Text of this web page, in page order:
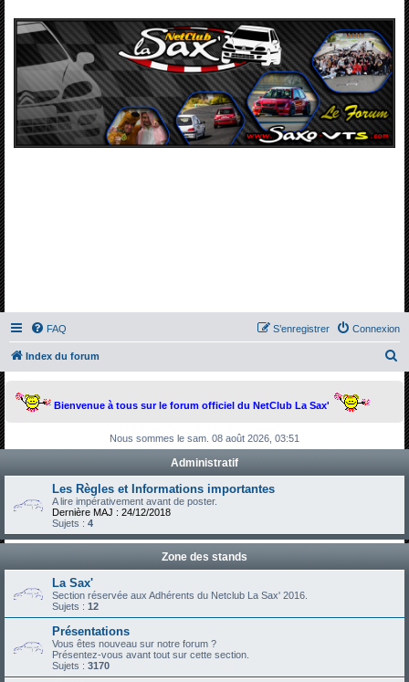
FAQ Connexion
S’enregistrer
Index du forum
Bienvenue à tous sur le forum officiel du NetClub La Sax'
Nous sommes le sam. 08 août 2026, 03:51
Administratif
Les Règles et Informations importantes
A lire impérativement avant de poster.
Dernière MAJ : 24/12/2018
Sujets : 4
Zone des stands
La Sax'
Section réservée aux Adhérents du Netclub La Sax' 2016.
Sujets : 12
Présentations
Vous êtes nouveau sur notre forum ?
Présentez-vous avant tout sur cette section.
Sujets : 3170